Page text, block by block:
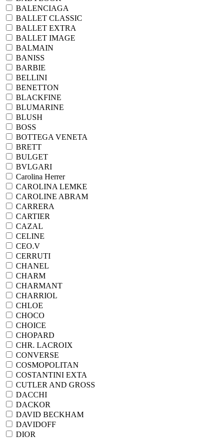
BALENCIAGA
BALLET CLASSIC
BALLET EXTRA
BALLET IMAGE
BALMAIN
BANISS
BARBIE
BELLINI
BENETTON
BLACKFINE
BLUMARINE
BLUSH
BOSS
BOTTEGA VENETA
BRETT
BULGET
BVLGARI
Carolina Herrer
CAROLINA LEMKE
CAROLINE ABRAM
CARRERA
CARTIER
CAZAL
CELINE
CEO.V
CERRUTI
CHANEL
CHARM
CHARMANT
CHARRIOL
CHLOE
CHOCO
CHOICE
CHOPARD
CHR. LACROIX
CONVERSE
COSMOPOLITAN
COSTANTINI EXTA
CUTLER AND GROSS
DACCHI
DACKOR
DAVID BECKHAM
DAVIDOFF
DIOR